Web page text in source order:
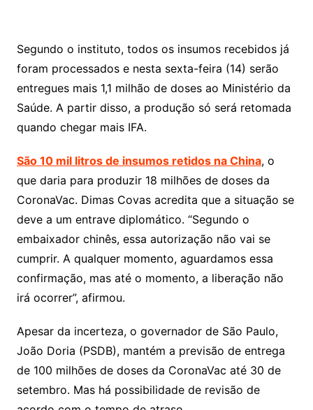
Segundo o instituto, todos os insumos recebidos já
foram processados e nesta sexta-feira (14) serão
entregues mais 1,1 milhão de doses ao Ministério da
Saúde. A partir disso, a produção só será retomada
quando chegar mais IFA.
São 10 mil litros de insumos retidos na China, o
que daria para produzir 18 milhões de doses da
CoronaVac. Dimas Covas acredita que a situação se
deve a um entrave diplomático. “Segundo o
embaixador chinês, essa autorização não vai se
cumprir. A qualquer momento, aguardamos essa
confirmação, mas até o momento, a liberação não
irá ocorrer”, afirmou.
Apesar da incerteza, o governador de São Paulo,
João Doria (PSDB), mantém a previsão de entrega
de 100 milhões de doses da CoronaVac até 30 de
setembro. Mas há possibilidade de revisão de